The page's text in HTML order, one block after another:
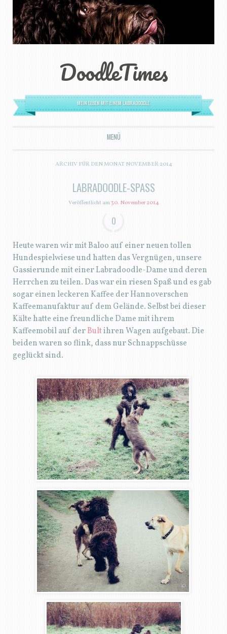
DoodleTimes
MEIN LEBEN MIT EINEM LABRADOODLE.
MENÜ
ZUM INHALT SPRINGEN
ARCHIV FÜR DEN MONATNOVEMBER 2014
LABRADOODLE-SPASS
Veröffentlicht am30. November 2014
0
Heute waren wir mit Baloo auf einer neuen tollen
Hundespielwiese und hatten das Vergnügen, unsere
Gassierunde mit einer Labradoodle-Dame und deren
Herrchen zu teilen. Das war ein riesen Spaß und es gab
sogar einen leckeren Kaffee der Hannoverschen
Kaffeemanufaktur auf dem Gelände. Selbst bei dieser
Kälte hatte eine freundliche Dame mit ihrem
Kaffeemobil auf derBultihren Wagen aufgebaut. Die
beiden waren so flink, dass nur Schnappschüsse
geglückt sind.